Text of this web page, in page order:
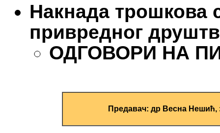
Накнада трошкова
привредног
ОДГОВОРИ НА
Предавач: др Весна Нешић,